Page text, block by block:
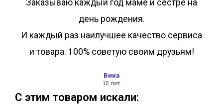
Заказываю каждый год маме и сестре на
день рождения.
И каждый раз наилучшее качество сервиса
и товара. 100% советую своим друзьям!
Вика
15 лет
С этим товаром искали: